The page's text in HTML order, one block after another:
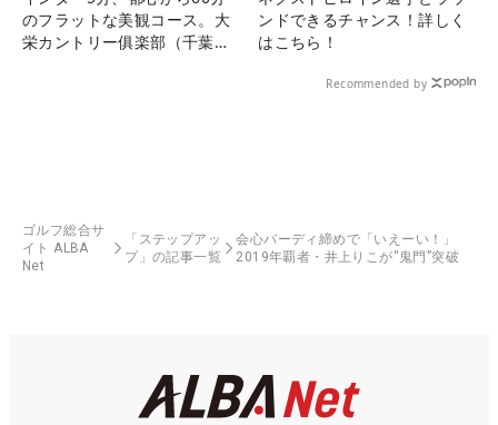
のフラットな美観コース。大
栄カントリー俱楽部（千葉
ンドできるチャンス！詳しく
はこちら！
Recommended by
ゴルフ総合サ
イト ALBA
Net
「ステップアッ
プ」の記事一覧
会心バーディ締めで「いえーい！」
2019年覇者・井上りこが“鬼門”突破